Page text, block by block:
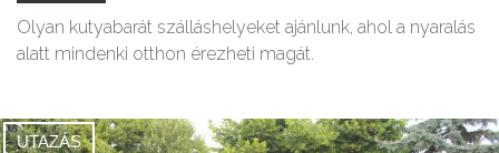
Olyan kutyabarát szálláshelyeket ajánlunk, ahol a nyaralás
alatt mindenki otthon érezheti magát.
UTAZÁS